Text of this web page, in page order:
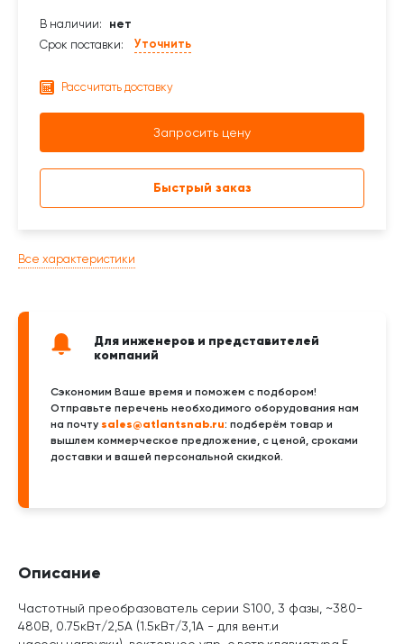
Все характеристики
Для инженеров и представителей
компаний
Сэкономим Ваше время и поможем с подбором!
Отправьте перечень необходимого оборудования нам
на почту sales@atlantsnab.ru: подберём товар и
вышлем коммерческое предложение, с ценой, сроками
доставки и вашей персональной скидкой.
В наличии:
нет
Срок поставки:
Уточнить
Рассчитать доставку
Запросить цену
Быстрый заказ
Описание
Частотный преобразователь серии S100, 3 фазы, ~380-
480В, 0.75кВт/2,5A (1.5кВт/3,1A - для вент.и